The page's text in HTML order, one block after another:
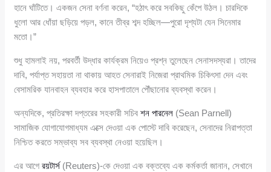
হানে ঘাঁটিতে। একজন সেনা বর্ণনা করেন, “হঠাৎ করে সবকিছু কেঁপে উঠল। চারদিকে
ধুলো আর ধোঁয়া ছড়িয়ে পড়ল, কানে তীব্র শব্দ হচ্ছিল—পুরো দৃশ্যটা যেন সিনেমার
মতো।”
শুধু হামলাই নয়, পরবর্তী উদ্ধার কার্যক্রম নিয়েও প্রশ্ন তুলেছেন সেনাসদস্যরা। তাদের
দাবি, পর্যাপ্ত সহায়তা না থাকায় আহত সেনারাই নিজেরা প্রাথমিক চিকিৎসা দেন এবং
বেসামরিক যানবাহন ব্যবহার করে হাসপাতালে পৌঁছানোর ব্যবস্থা করেন।
অন্যদিকে, প্রতিরক্ষা দপ্তরের সহকারী সচিবশন পারনেল (Sean Parnell)
সামাজিক যোগাযোগমাধ্যম এক্সে দেওয়া এক পোস্টে দাবি করেছেন, সেনাদের নিরাপত্তা
নিশ্চিত করতে সম্ভাব্য সব ব্যবস্থা নেওয়া হয়েছিল।
এর আগেরয়টার্স(Reuters)-কে দেওয়া এক বক্তব্যে এক কর্মকর্তা জানান, সেখানে